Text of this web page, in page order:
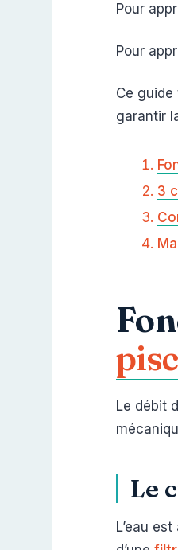
Pour
Pour
Ce
garantir
3
Le débit
Le
L’eau